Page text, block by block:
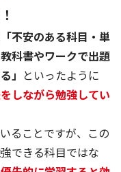
「不安のある科目・単
教科書やワークで出題
」 といったように
しながら勉強してい
ることですが、この
できる科目ではな